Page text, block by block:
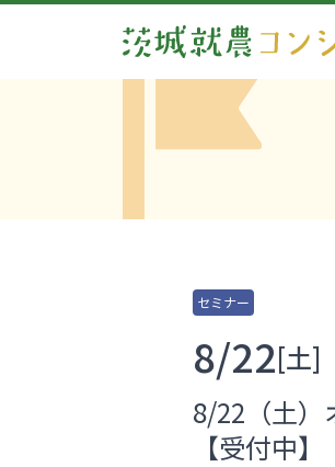
セミナー
8/22[土]
8/22（土
【受付中】